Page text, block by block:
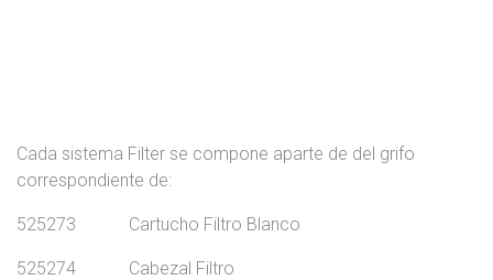
Cada sistema Filter se compone aparte de del grifo
correspondiente de:
525273 Cartucho Filtro Blanco
525274 Cabezal Filtro